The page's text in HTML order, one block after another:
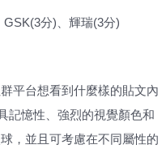
分)、輝瑞(3分)
平台想看到什麼樣的貼文內
記憶性、強烈的視覺顏色和
，並且可考慮在不同屬性的